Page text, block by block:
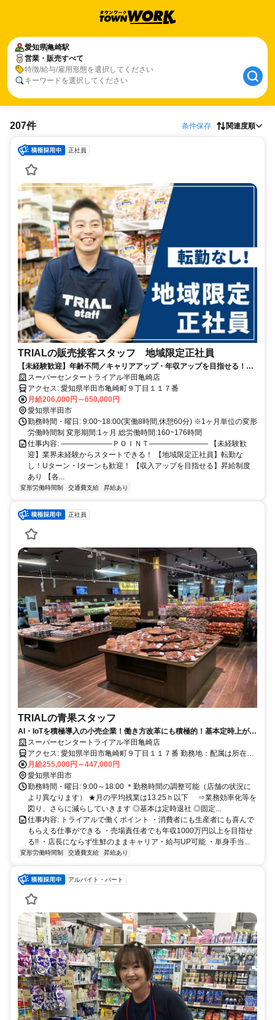
愛知県亀崎駅
営業・販売すべて
特徴/給与/雇用形態を選択してください
キーワードを選択してください
207件 条件保存 関連度順
正社員
TRIALの販売接客スタッフ 地域限定正社員
【未経験歓迎】年齢不問／キャリアアップ・年収アップを目指せる！／
小売業等の経験が活かせる／週休二日制／昇給・賞与あり／福利厚生充
実
スーパーセンタートライアル半田亀崎店
アクセス: 愛知県半田市亀崎町９丁目１１７番
月給206,000円～650,000円
愛知県半田市
勤務時間・曜日: 9:00~18:00(実働8時間,休憩60分) ※1ヶ月単位の変形
労働時間制 変形期間:1ヶ月 総労働時間:160~176時間
仕事内容: ―――――――ＰＯＩＮＴ―――――――― 【未経験歓
迎】業界未経験からスタートできる！ 【地域限定正社員】転勤な
し！Uターン・Iターンも歓迎！ 【収入アップを目指せる】昇給制度
あり 【各...
変形労働時間制 交通費支給 昇給あり
正社員
TRIALの青果スタッフ
AI・IoTを積極導入の小売企業！働き方改革にも積極的！基本定時上が
り！スーパーセンタートライアル半田亀崎店
アクセス: 愛知県半田市亀崎町９丁目１１７番 勤務地：配属は所在地
の都道府県 ※初任地は最寄りの店舗又は希望エリアを優先し配属し
ます。 ※エリア内勤務または全国勤務いずれか希望を選択できま
す。
月給255,000円～447,000円
愛知県半田市
勤務時間・曜日: 9:00～18:00 ＊勤務時間の調整可能（店舗の状況に
より異なります） ★月の平均残業は13.25ｈ以下 ⇒業務効率化等を
図り、さらに減らしていきます ◎基本は定時退社 ◎固定...
仕事内容: トライアルで働くポイント ・消費者にも生産者にも喜んで
もらえる仕事ができる ・売場責任者でも年収1000万円以上を目指せ
る!! ・店長にならず生鮮のままキャリア・給与UP可能 ・単身手当...
変形労働時間制 交通費支給 昇給あり
アルバイト・パート